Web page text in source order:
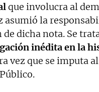
que involucra al
asumió la
dicha nota. Se
inédita en la
vez que se imputa